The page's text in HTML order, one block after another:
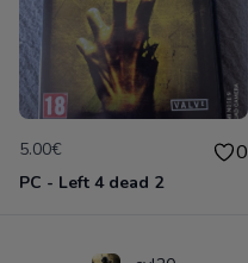
5.00€ 0
PC - Left 4 dead 2